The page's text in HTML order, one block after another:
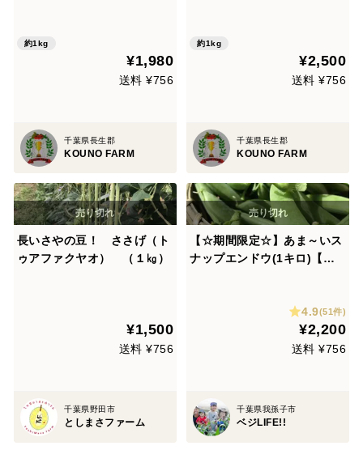
約1kg
¥1,980
送料 ¥756
千葉県長生郡
KOUNO FARM
約1kg
¥2,500
送料 ¥756
千葉県長生郡
KOUNO FARM
長いさやの豆！ ささげ（ト
ゥアファクヤオ） （１㎏）
¥1,500
送料 ¥756
千葉県野田市
としまさファーム
【☆期間限定☆】あま～いス
ナップエンドウ(1キロ)【農
4.9(51件)
¥2,200
送料 ¥756
千葉県我孫子市
ベジLIFE!!